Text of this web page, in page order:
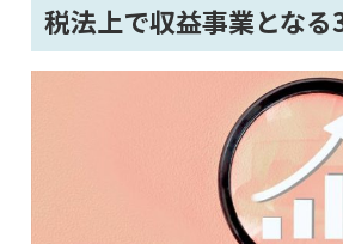
税法上で収益事業となる